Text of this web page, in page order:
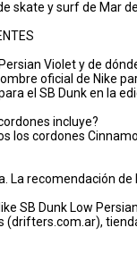
skate y surf de Mar
Violet y de
oficial de Nike
el SB Dunk en la
incluye?
los cordones
La recomendación
SB Dunk Low
(drifters.com.ar),